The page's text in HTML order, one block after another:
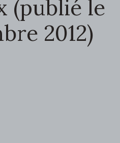
(publié le
2012)